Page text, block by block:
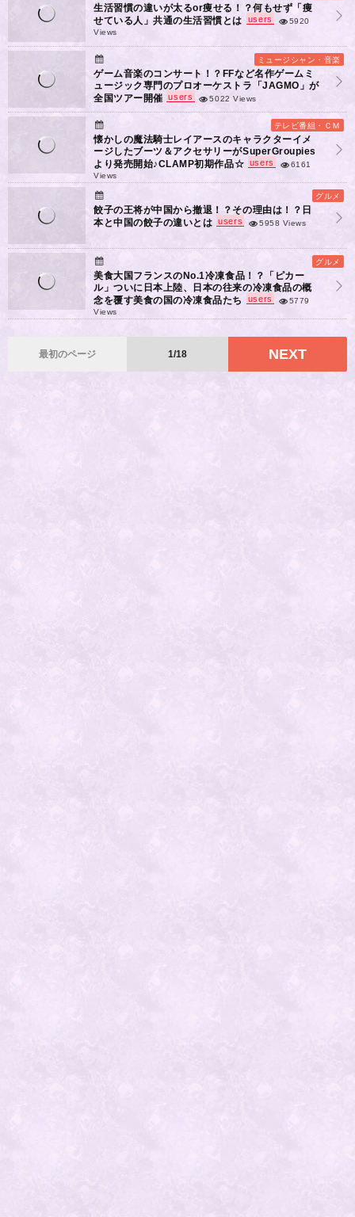
生活習慣の違いが太るor痩せる！？何もせず「痩
せている人」共通の生活習慣とは
users
5920
Views
ミュージシャン・音楽
ゲーム音楽のコンサート！？FFなど名作ゲームミ
ュージック専門のプロオーケストラ「JAGMO」が
全国ツアー開催
users 5022 Views
テレビ番組・ＣＭ
懐かしの魔法騎士レイアースのキャラクターイメ
ージしたブーツ＆アクセサリーがSuperGroupies
より発売開始♪CLAMP初期作品☆ users
6161
Views
グルメ
餃子の王将が中国から撤退！？その理由は！？日
本と中国の餃子の違いとは users 5958 Views
グルメ
美食大国フランスのNo.1冷凍食品！？「ピカー
ル」ついに日本上陸、日本の往来の冷凍食品の概
念を覆す美食の国の冷凍食品たち
users
5779
Views
最初のページ 1/18 NEXT